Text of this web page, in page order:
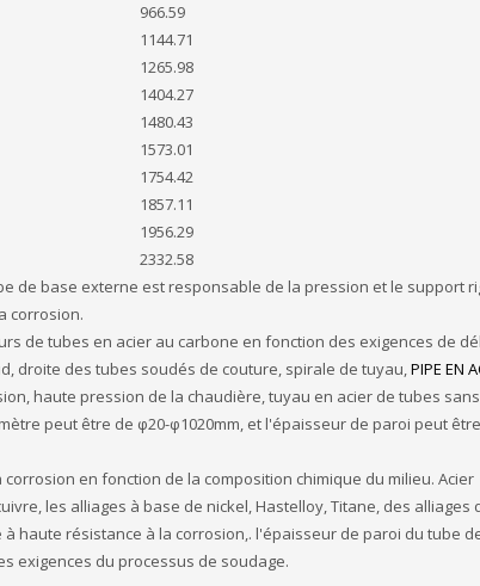
966.59
1144.71
1265.98
1404.27
1480.43
1573.01
1754.42
1857.11
1956.29
2332.58
de base externe est responsable de la pression et le support
corrosion.
de tubes en acier au carbone en fonction des exigences de
droite des tubes soudés de couture, spirale de tuyau,PIPE EN
haute pression de la chaudière, tuyau en acier de tubes
peut être de φ20-φ1020mm, et l'épaisseur de paroi peut
en fonction de la composition chimique du milieu. Acier
les alliages à base de nickel, Hastelloy, Titane, des alliages
haute résistance à la corrosion,. l'épaisseur de paroi du tube
exigences du processus de soudage.